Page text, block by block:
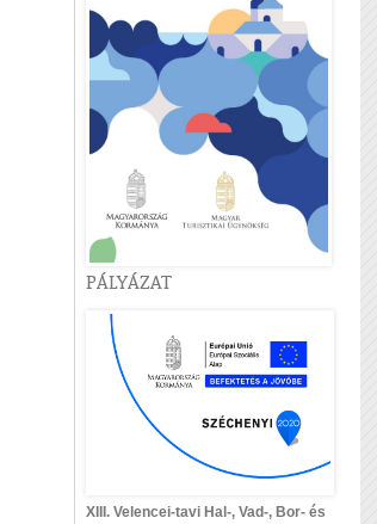
PÁLYÁZAT
XIII. Velencei-tavi Hal-, Vad-, Bor- és